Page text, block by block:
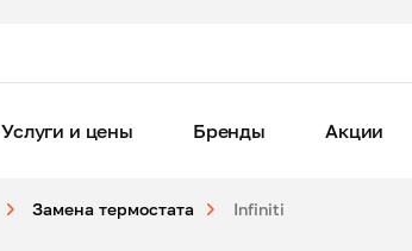
Услуги и цены Бренды Акции
Замена термостата Infiniti